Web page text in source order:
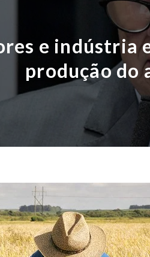
e indústria
produção do